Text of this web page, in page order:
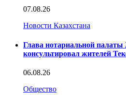
07.08.26
Новости Казахстана
Глава нотариальной палаты
консультировал жителей
06.08.26
Общество